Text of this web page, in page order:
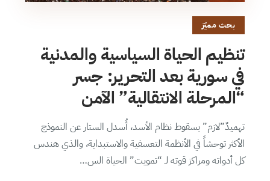
بحث مميّز
تنظيم الحياة السياسية والمدنية
في سورية بعد التحرير: جسر
“المرحلة الانتقالية” الآمن
تهميدٌ”لازم” بسقوط نظام الأسد، أُسدل الستار عن النموذج
الأكثر توحشاً في الأنظمة التعسفية والاستبداية، والذي هندس
كل أدواته ومراكز قوته لـ “تمويت” الحياة الس…